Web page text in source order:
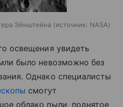
Эйнштейна источник: NASA
освещения увидеть
было невозможно без
Однако специалисты
смогут
облако пыли, поднятое